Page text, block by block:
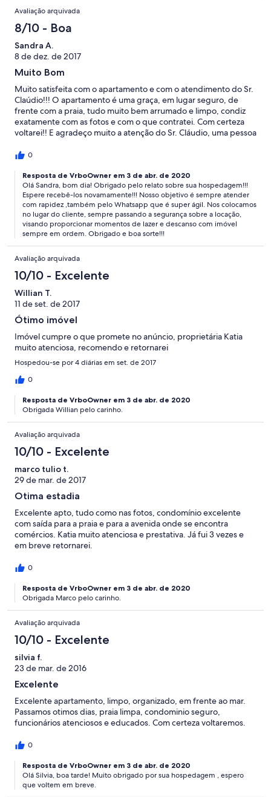
Avaliação arquivada
8/10 - Boa
Sandra A.
8 de dez. de 2017
Muito Bom
Muito satisfeita com o apartamento e com o atendimento do Sr.
Claúdio!!! O apartamento é uma graça, em lugar seguro, de
frente com a praia, tudo muito bem arrumado e limpo, condiz
exatamente com as fotos e com o que contratei. Com certeza
voltarei!! E agradeço muito a atenção do Sr. Cláudio, uma pessoa
0
Resposta de VrboOwner em 3 de abr. de 2020
Olá Sandra, bom dia! Obrigado pelo relato sobre sua hospedagem!!!
Espere recebê-los novamamente!!! Nosso objetivo é sempre atender
com rapidez ,também pelo Whatsapp que é super ágil. Nos colocamos
no lugar do cliente, sempre passando a segurança sobre a locação,
visando proporcionar momentos de lazer e descanso com imóvel
sempre em ordem. Obrigado e boa sorte!!!
Avaliação arquivada
10/10 - Excelente
Willian T.
11 de set. de 2017
Ótimo imóvel
Imóvel cumpre o que promete no anúncio, proprietária Katia
muito atenciosa, recomendo e retornarei
Hospedou-se por 4 diárias em set. de 2017
0
Resposta de VrboOwner em 3 de abr. de 2020
Obrigada Willian pelo carinho.
Avaliação arquivada
10/10 - Excelente
marco tulio t.
29 de mar. de 2017
Otima estadia
Excelente apto, tudo como nas fotos, condomínio excelente
com saída para a praia e para a avenida onde se encontra
comércios. Katia muito atenciosa e prestativa. Já fui 3 vezes e
em breve retornarei.
0
Resposta de VrboOwner em 3 de abr. de 2020
Obrigada Marco pelo carinho.
Avaliação arquivada
10/10 - Excelente
silvia f.
23 de mar. de 2016
Excelente
Excelente apartamento, limpo, organizado, em frente ao mar.
Passamos otimos dias, praia limpa, condominio seguro,
funcionários atenciosos e educados. Com certeza voltaremos.
0
Resposta de VrboOwner em 3 de abr. de 2020
Olá Silvia, boa tarde! Muito obrigado por sua hospedagem , espero
que voltem em breve.